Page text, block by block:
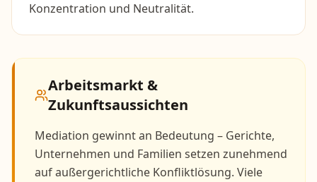
Konzentration und Neutralität.
Arbeitsmarkt &
Zukunftsaussichten
Mediation gewinnt an Bedeutung – Gerichte,
Unternehmen und Familien setzen zunehmend
auf außergerichtliche Konfliktlösung. Viele